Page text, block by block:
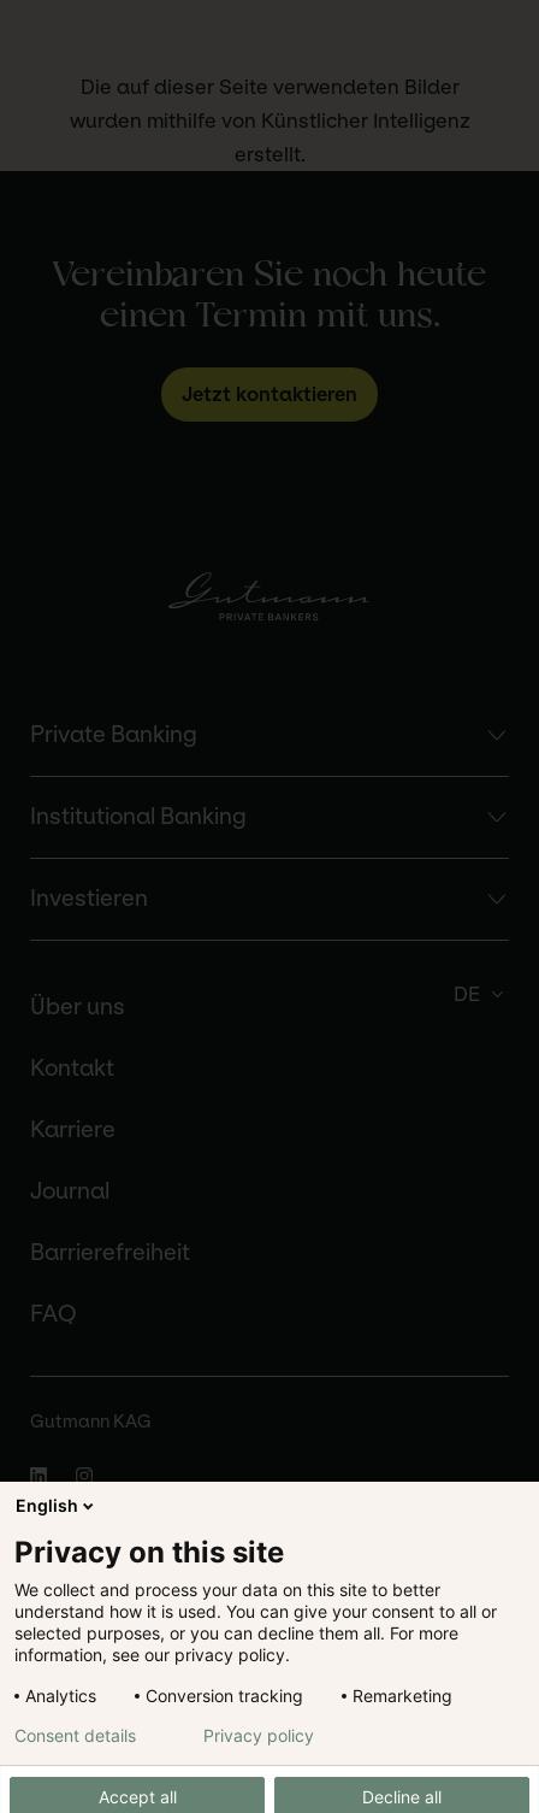
Die auf dieser Seite verwendeten Bilder
wurden mithilfe von Künstlicher Intelligenz
erstellt.
Vereinbaren Sie noch heute
einen Termin mit uns.
Jetzt kontaktieren
Private Banking
Institutional Banking
Investieren
Über uns
Kontakt
Karriere
Journal
Barrierefreiheit
FAQ
DE
Gutmann KAG
Disclaimer
Rechtliches
Datenschutz
Cookie Präferenzen
English
Privacy on this site
We collect and process your data on this site to better
understand how it is used. You can give your consent to all or
selected purposes, or you can decline them all. For more
information, see our privacy policy.
Analytics
Conversion tracking Remarketing
Accept all Decline all
Consent details Privacy policy